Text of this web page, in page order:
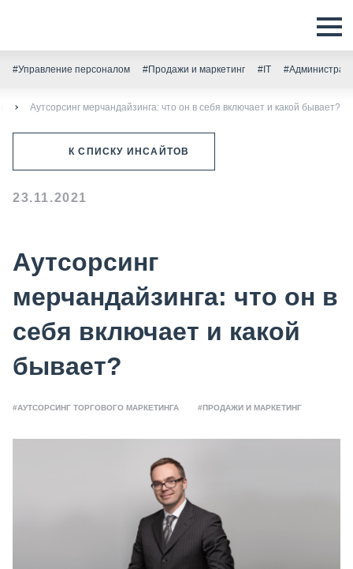
#Управление персоналом #Продажи и маркетинг #IT
Аутсорсинг мерчандайзинга: что он в себя включает и какой бывает?
К СПИСКУ ИНСАЙТОВ
23.11.2021
Аутсорсинг
мерчандайзинга: что он в
себя включает и какой
бывает?
#АУТСОРСИНГ ТОРГОВОГО МАРКЕТИНГА #ПРОДАЖИ И МАРКЕТИНГ